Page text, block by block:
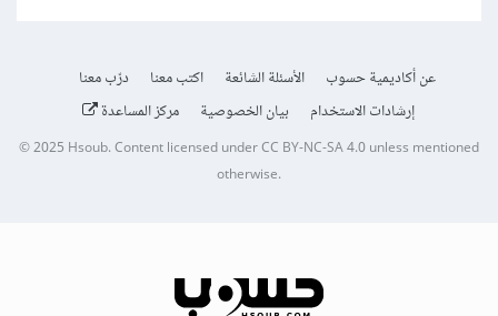
عن أكاديمية حسوب الأسئلة الشائعة اكتب معنا
درّب معنا
إرشادات الاستخدام
بيان الخصوصية مركز المساعدة
© 2025Hsoub.Content licensed underCC BY-NC-SA 4.0unless mentioned
otherwise.